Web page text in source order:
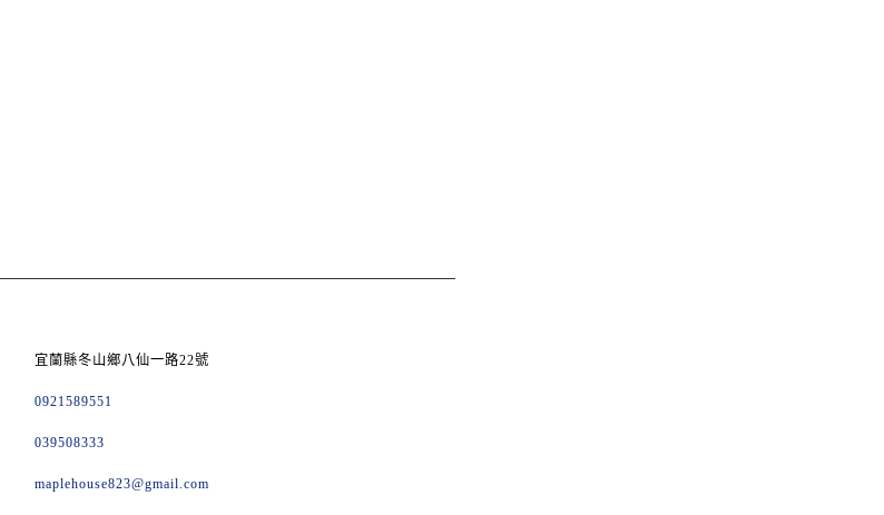
宜蘭縣冬山鄉八仙一路22號
0921589551
039508333
maplehouse823@gmail.com